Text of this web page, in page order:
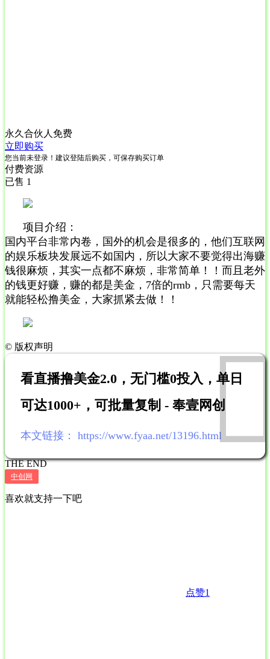
永久合伙人 免费
立即购买
您当前未登录！建议登陆后购买，可保存购买订单
付费资源
已售 1
项目介绍：
国内平台非常内卷，国外的机会是很多的，他们互联网
的娱乐板块发展远不如国内，所以大家不要觉得出海赚
钱很麻烦，其实一点都不麻烦，非常简单！！而且老外
的钱更好赚，赚的都是美金，7倍的rmb，只需要每天
就能轻松撸美金，大家抓紧去做！！
© 版权声明
看直播撸美金2.0，无门槛0投入，单日
可达1000+，可批量复制 - 奉壹网创
本文链接： https://www.fyaa.net/13196.html
THE END
中创网
喜欢就支持一下吧
点赞1